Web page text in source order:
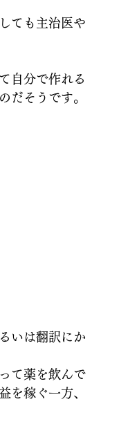
ても主治医や
自分で作れる
だそうです。
いは翻訳にか
て薬を飲んで
を稼ぐ一方、